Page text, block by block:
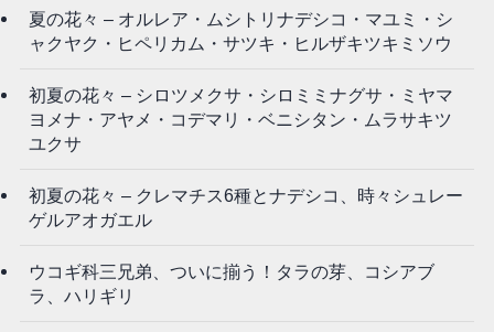
夏の花々 – オルレア・ムシトリナデシコ・マユミ・シ
ャクヤク・ヒペリカム・サツキ・ヒルザキツキミソウ
初夏の花々 – シロツメクサ・シロミミナグサ・ミヤマ
ヨメナ・アヤメ・コデマリ・ベニシタン・ムラサキツ
ユクサ
初夏の花々 – クレマチス6種とナデシコ、時々シュレー
ゲルアオガエル
ウコギ科三兄弟、ついに揃う！タラの芽、コシアブ
ラ、ハリギリ